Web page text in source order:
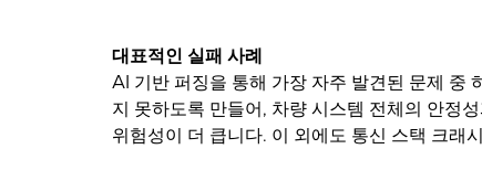
대표적인 실패 사례
AI 기반 퍼징을 통해 가장 자주 발견된 문제 중
지 못하도록 만들어, 차량 시스템 전체의 안정
위험성이 더 큽니다. 이 외에도 통신 스택 크래